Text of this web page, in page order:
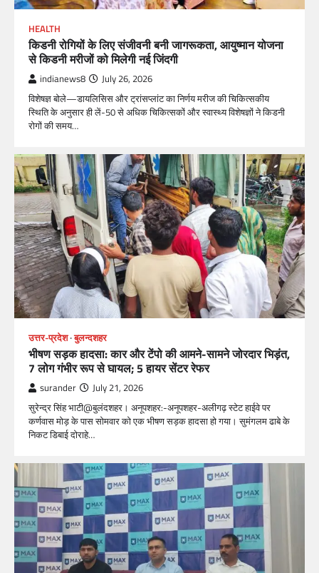
HEALTH
किडनी रोगियों के लिए संजीवनी बनी जागरूकता, आयुष्मान योजना
से किडनी मरीजों को मिलेगी नई जिंदगी
indianews8 July 26, 2026
विशेषज्ञ बोले—डायलिसिस और ट्रांसप्लांट का निर्णय मरीज की चिकित्सकीय
स्थिति के अनुसार ही लें-50 से अधिक चिकित्सकों और स्वास्थ्य विशेषज्ञों ने किडनी
रोगों की समय…
उत्तर-प्रदेश बुलन्दशहर
भीषण सड़क हादसा: कार और टेंपो की आमने-सामने जोरदार भिड़ंत,
7 लोग गंभीर रूप से घायल; 5 हायर सेंटर रेफर​
surander July 21, 2026
सुरेन्द्र सिंह भाटी@बुलंदशहर। अनूपशहर:-अनूपशहर-अलीगढ़ स्टेट हाईवे पर
कर्णवास मोड़ के पास सोमवार को एक भीषण सड़क हादसा हो गया। सुमंगलम ढाबे के
निकट डिबाई दोराहे…